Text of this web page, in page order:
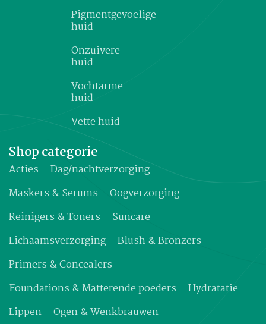
Pigmentgevoelige
huid
Onzuivere
huid
Vochtarme
huid
Vette huid
Shop categorie
Acties
Dag/nachtverzorging
Maskers & Serums
Oogverzorging
Reinigers & Toners
Suncare
Lichaamsverzorging
Blush & Bronzers
Primers & Concealers
Foundations & Matterende poeders
Hydratatie
Lippen
Ogen & Wenkbrauwen